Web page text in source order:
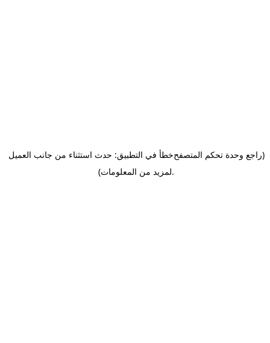
خطأ في التطبيق: حدث استثناء من جانب العميل(راجع وحدة تحكم المتصفح
لمزيد من المعلومات).